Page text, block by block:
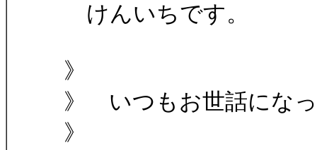
けんいちです。
》
》 いつもお世話にな
》